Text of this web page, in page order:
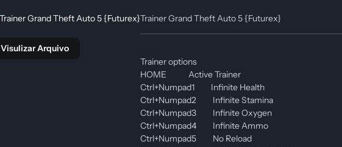
Visulizar Arquivo
Trainer Grand Theft Auto 5 {Futurex}
Trainer options
HOME Active Trainer
Ctrl+Numpad1 Infinite Health
Ctrl+Numpad2 Infinite Stamina
Ctrl+Numpad3 Infinite Oxygen
Ctrl+Numpad4 Infinite Ammo
Ctrl+Numpad5 No Reload